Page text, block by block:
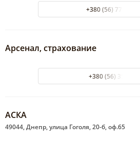
+380 (56) 778-31-83
Арсенал, страхование
+380 (56) 357-100
АСКА
49044, Днепр, улица Гоголя, 20-б, оф.65